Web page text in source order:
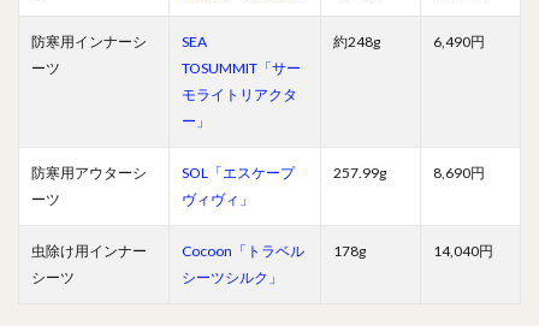
防寒用インナーシ
ーツ
SEA
TOSUMMIT「サー
モライトリアクタ
ー」
約248g 6,490円
防寒用アウターシ
ーツ
SOL「エスケープ
ヴィヴィ」
257.99g 8,690円
虫除け用インナー
シーツ
Cocoon「トラベル
シーツシルク」
178g 14,040円